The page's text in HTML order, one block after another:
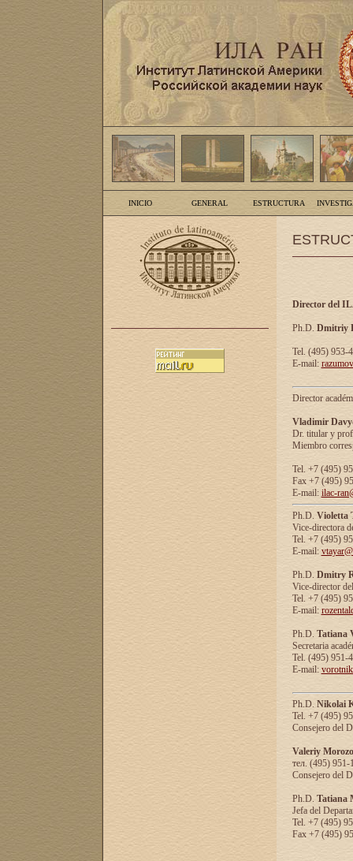
INICIO GENERAL ESTRUCTURA
Director del
Ph.D. Dmitriy
Tel. (495) 953-
E-mail:
Director
Vladimir
Dr. titular y
Miembro
Tel. +7 (495)
Fax +7 (495)
E-mail: ilac-
Ph.D. Violetta
Vice-directora
Tel. +7 (495)
E-mail:
Ph.D. Dmitry
Vice-director
Tel. +7 (495)
E-mail:
Ph.D. Tatiana
Secretaria
Tel. (495) 951-
E-mail:
Ph.D. Nikolai
Tel. +7 (495)
Consejero del
Valeriy
тел. (495) 951-
Consejero del
Ph.D. Tatiana
Jefa del
Tel. +7 (495)
Fax +7 (495)